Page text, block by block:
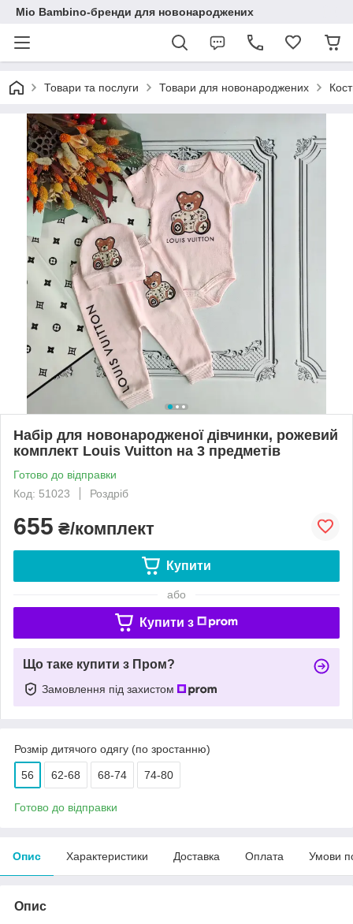
Mio Bambino-бренди для новонароджених
Товари та послуги Товари для новонароджених
Набір для новонародженої дівчинки, рожевий
комплект Louis Vuitton на 3 предметів
Готово до відправки
Код: 51023
Роздріб
655 ₴/комплект
Купити
або
Купити з
Що таке купити з Пром?
Замовлення під захистом
Розмір дитячого одягу (по зростанню)
56 62-68 68-74 74-80
Готово до відправки
Опис Характеристики Доставка Оплата Умови
Опис